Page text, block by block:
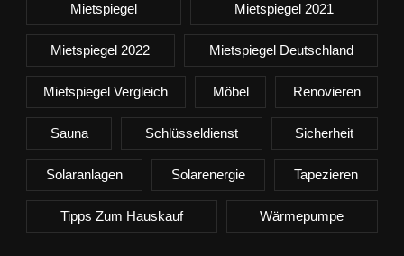
Mietspiegel Mietspiegel 2021
Mietspiegel 2022 Mietspiegel Deutschland
Mietspiegel Vergleich Möbel Renovieren
Sauna Schlüsseldienst Sicherheit
Solaranlagen Solarenergie Tapezieren
Tipps Zum Hauskauf Wärmepumpe